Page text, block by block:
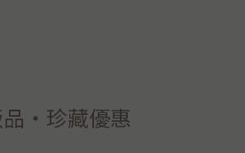
・珍藏優惠